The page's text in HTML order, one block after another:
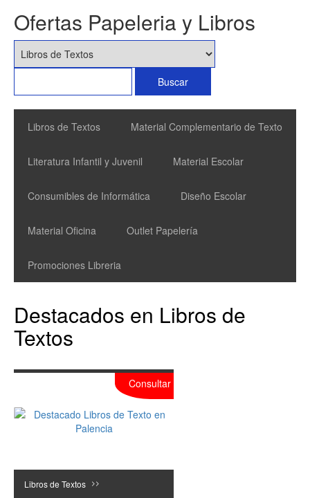
Ofertas Papeleria y Libros
Libros de Textos Material Complementario de Texto
Literatura Infantil y Juvenil Material Escolar
Consumibles de Informática Diseño Escolar
Material Oficina Outlet Papelería
Promociones Libreria
Destacados en Libros de
Textos
Libros de Textos >>
Consultar